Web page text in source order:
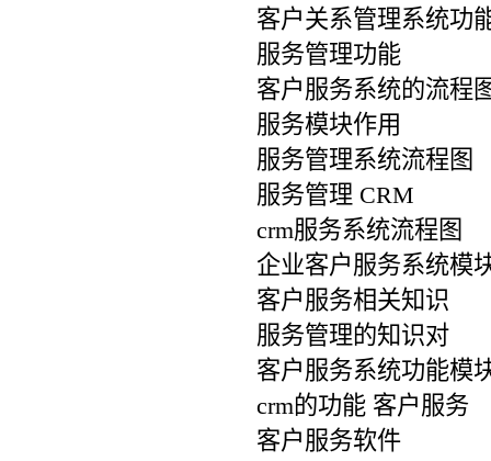
客户关系管理系统功
服务管理功能
客户服务系统的流程
服务模块作用
服务管理系统流程图
服务管理 CRM
crm服务系统流程图
企业客户服务系统模
客户服务相关知识
服务管理的知识对
客户服务系统功能模
crm的功能 客户服务
客户服务软件